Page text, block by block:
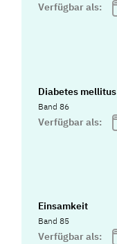
Verfügbar als:
Diabetes mellitus
Band 86
Verfügbar als:
Einsamkeit
Band 85
Verfügbar als: